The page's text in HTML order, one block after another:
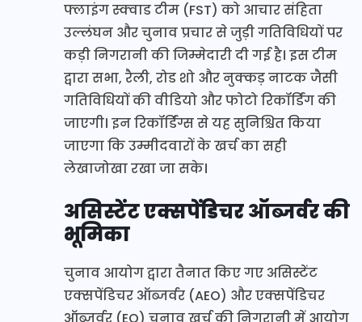
फ्लाइंग स्क्वाड टीम (FST) को आचार संहिता
उल्लंघन और चुनाव प्रचार से जुड़ी गतिविधियों पर
कड़ी निगरानी की जिम्मेदारी दी गई है। इस टीम
द्वारा सभा, रैली, रोड शो और नुक्कड़ नाटक जैसी
गतिविधियों की वीडियो और फोटो रिकॉर्डिंग की
जाएगी। इन रिकॉर्डिंग्स से यह सुनिश्चित किया
जाएगा कि उम्मीदवारों के खर्च का सही
लेखाजोखा रखा जा सके।
असिस्टेंट एक्सपेंडिचर ऑब्जर्वर की
भूमिका
चुनाव आयोग द्वारा तैनात किए गए असिस्टेंट
एक्सपेंडिचर ऑब्जर्वर (AEO) और एक्सपेंडिचर